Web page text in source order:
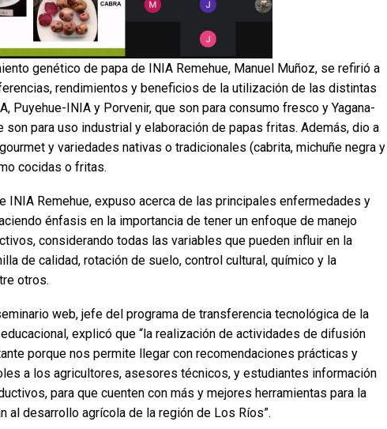
genético de papa de INIA Remehue, Manuel Muñoz, se refirió a
rendimientos y beneficios de la utilización de las distintas
Puyehue-INIA y Porvenir, que son para consumo fresco y Yagana-
son para uso industrial y elaboración de papas fritas. Además, dio a
y variedades nativas o tradicionales (cabrita, michuñe negra y
cocidas o fritas.
INIA Remehue, expuso acerca de las principales enfermedades y
énfasis en la importancia de tener un enfoque de manejo
considerando todas las variables que pueden influir en la
de calidad, rotación de suelo, control cultural, químico y la
otros.
web, jefe del programa de transferencia tecnológica de la
explicó que “la realización de actividades de difusión
porque nos permite llegar con recomendaciones prácticas y
a los agricultores, asesores técnicos, y estudiantes información
para que cuenten con más y mejores herramientas para la
al desarrollo agrícola de la región de Los Ríos”.